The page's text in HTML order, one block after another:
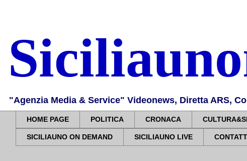
"Agenzia Media & Service" Videonews, Diretta ARS,
HOME PAGE POLITICA CRONACA
SICILIAUNO ON DEMAND SICILIAUNO LIVE